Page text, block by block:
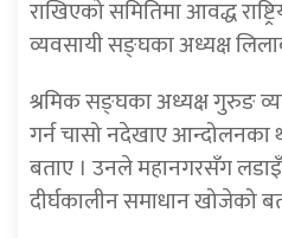
राखिएको समितिमा आवद्ध
व्यवसायी सङ्घका अध्यक्ष
श्रमिक सङ्घका अध्यक्ष गुरुङ
गर्न चासो नदेखाए आन्दोलनका
बताए । उनले महानगरसँग लडाइँ
दीर्घकालीन समाधान खोजेको